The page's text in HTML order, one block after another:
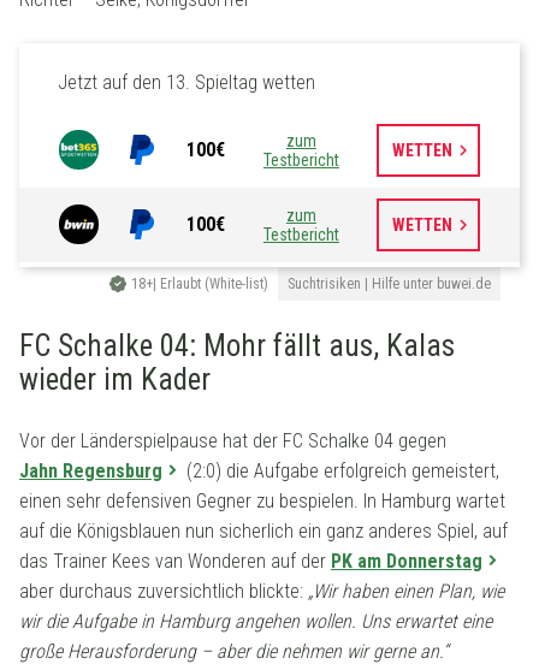
Jetzt auf den 13. Spieltag wetten
100€
zum
Testbericht
WETTEN keyboard_arrow_right
100€
zum
Testbericht
WETTEN keyboard_arrow_right
18+| Erlaubt (White-list) Suchtrisiken | Hilfe unter buwei.de
FC Schalke 04: Mohr fällt aus, Kalas
wieder im Kader
Vor der Länderspielpause hat der FC Schalke 04 gegen
Jahn Regensburg
(2:0) die Aufgabe erfolgreich gemeistert,
einen sehr defensiven Gegner zu bespielen. In Hamburg wartet
auf die Königsblauen nun sicherlich ein ganz anderes Spiel, auf
das Trainer Kees van Wonderen auf der PK am Donnerstag
aber durchaus zuversichtlich blickte: „Wir haben einen Plan, wie
wir die Aufgabe in Hamburg angehen wollen. Uns erwartet eine
große Herausforderung – aber die nehmen wir gerne an.“